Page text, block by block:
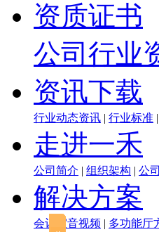
资质证书
公司行业
资讯下载
行业动态资讯 | 行业标准 |
走进一禾
公司简介 | 组织架构 | 公
解决方案
会议室音视频 | 多功能厅